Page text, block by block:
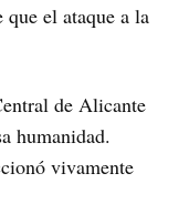
el ataque a la
de Alicante
humanidad.
vivamente